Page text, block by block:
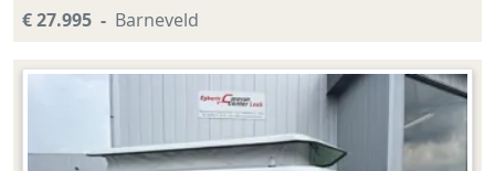
€ 27.995 Barneveld